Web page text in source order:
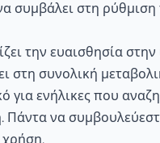
συμβάλει στη
την ευαισθησία στην
στη συνολική
για ενήλικες που
Πάντα να
χρήση.